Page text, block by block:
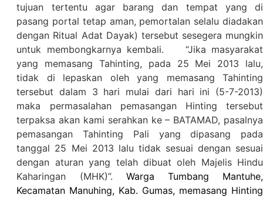
tujuan tertentu agar barang dan tempat yang di
pasang portal tetap aman, pemortalan selalu diadakan
dengan Ritual Adat Dayak) tersebut sesegera mungkin
untuk membongkarnya kembali.
“Jika masyarakat
yang memasang Tahinting, pada 25 Mei 2013 lalu,
tidak di lepaskan oleh yang memasang Tahinting
tersebut dalam 3 hari mulai dari hari ini (5-7-2013)
maka permasalahan pemasangan Hinting tersebut
terpaksa akan kami serahkan ke – BATAMAD, pasalnya
pemasangan Tahinting Pali yang dipasang pada
tanggal 25 Mei 2013 lalu tidak sesuai dengan sesuai
dengan aturan yang telah dibuat oleh Majelis Hindu
Kaharingan (MHK)”. Warga Tumbang Mantuhe,
Kecamatan Manuhing, Kab. Gumas, memasang Hinting